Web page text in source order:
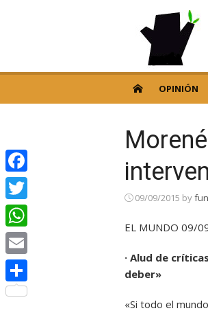
OPINIÓN
09/09/2015 by
EL MUNDO 09/
· Alud de
deber»
«Si todo el
Facebook
Twitter
WhatsApp
Email
Compartir